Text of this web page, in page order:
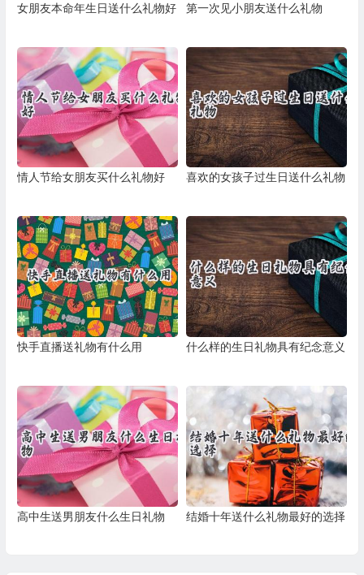
女朋友本命年生日送什么礼物好 第一次见小朋友送什么礼物
情人节给女朋友买什么礼物好 喜欢的女孩子过生日送什么礼物
快手直播送礼物有什么用 什么样的生日礼物具有纪念意义
高中生送男朋友什么生日礼物 结婚十年送什么礼物最好的选择